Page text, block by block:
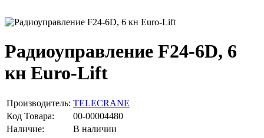
Радиоуправление F24-6D, 6
кн Euro-Lift
Производитель: TELECRANE
Код Товара:
00-00004480
Наличие:
В наличии